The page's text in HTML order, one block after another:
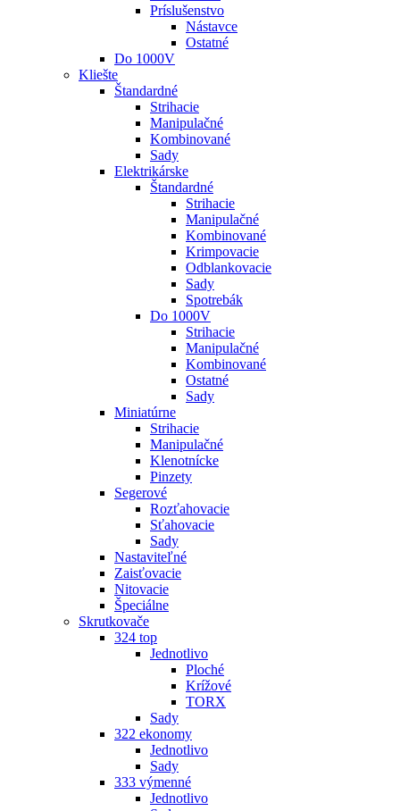
Príslušenstvo
Nástavce
Ostatné
Do 1000V
Kliešte
Štandardné
Strihacie
Manipulačné
Kombinované
Sady
Elektrikárske
Štandardné
Strihacie
Manipulačné
Kombinované
Krimpovacie
Odblankovacie
Sady
Spotrebák
Do 1000V
Strihacie
Manipulačné
Kombinované
Ostatné
Sady
Miniatúrne
Strihacie
Manipulačné
Klenotnícke
Pinzety
Segerové
Rozťahovacie
Sťahovacie
Sady
Nastaviteľné
Zaisťovacie
Nitovacie
Špeciálne
Skrutkovače
324 top
Jednotlivo
Ploché
Krížové
TORX
Sady
322 ekonomy
Jednotlivo
Sady
333 výmenné
Jednotlivo